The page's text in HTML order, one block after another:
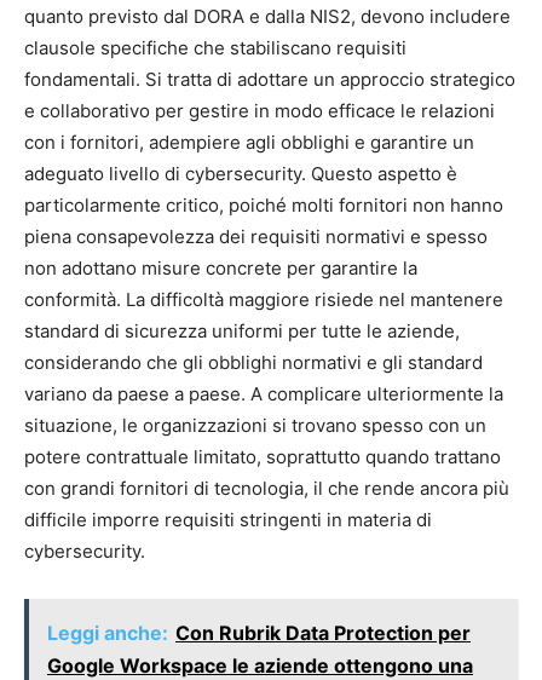
quanto previsto dal DORA e dalla NIS2, devono includere
clausole specifiche che stabiliscano requisiti
fondamentali. Si tratta di adottare un approccio strategico
e collaborativo per gestire in modo efficace le relazioni
con i fornitori, adempiere agli obblighi e garantire un
adeguato livello di cybersecurity. Questo aspetto è
particolarmente critico, poiché molti fornitori non hanno
piena consapevolezza dei requisiti normativi e spesso
non adottano misure concrete per garantire la
conformità. La difficoltà maggiore risiede nel mantenere
standard di sicurezza uniformi per tutte le aziende,
considerando che gli obblighi normativi e gli standard
variano da paese a paese. A complicare ulteriormente la
situazione, le organizzazioni si trovano spesso con un
potere contrattuale limitato, soprattutto quando trattano
con grandi fornitori di tecnologia, il che rende ancora più
difficile imporre requisiti stringenti in materia di
cybersecurity.
Leggi anche: Con Rubrik Data Protection per
Google Workspace le aziende ottengono una